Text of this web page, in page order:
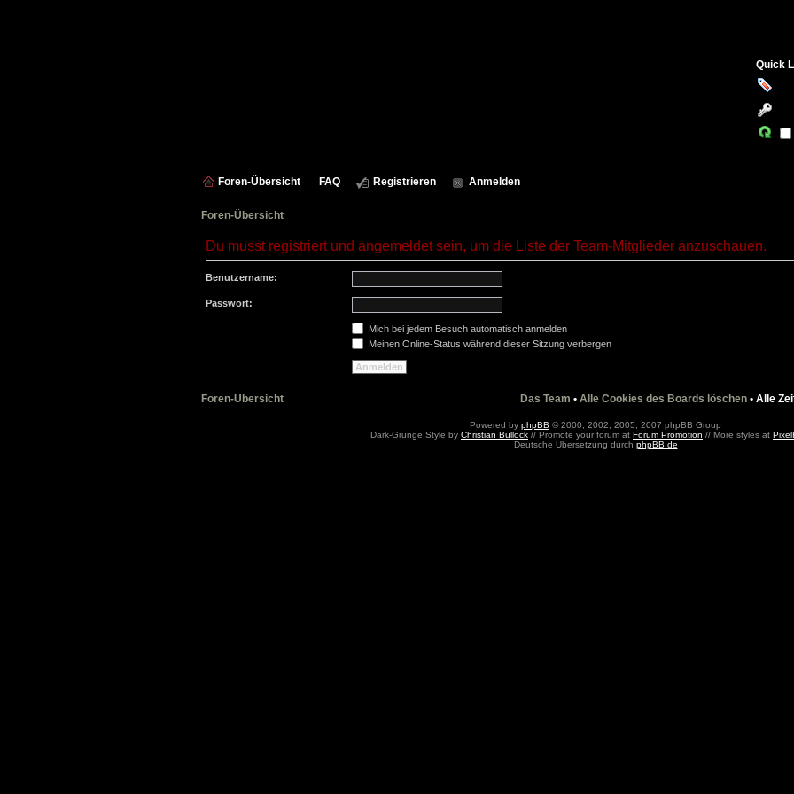
Quick
Foren-Übersicht FAQ Registrieren Anmelden
Foren-Übersicht
Du musst registriert und angemeldet sein, um die Liste der Team-Mitglieder anzuschauen.
Benutzername:
Passwort:
Mich bei jedem Besuch automatisch anmelden
Meinen Online-Status während dieser Sitzung verbergen
Foren-Übersicht Das Team • Alle Cookies des Boards löschen • Alle
Powered by phpBB © 2000, 2002, 2005, 2007 phpBB Group
Dark-Grunge Style by Christian Bullock // Promote your forum at Forum Promotion // More styles at
Deutsche Übersetzung durch phpBB.de